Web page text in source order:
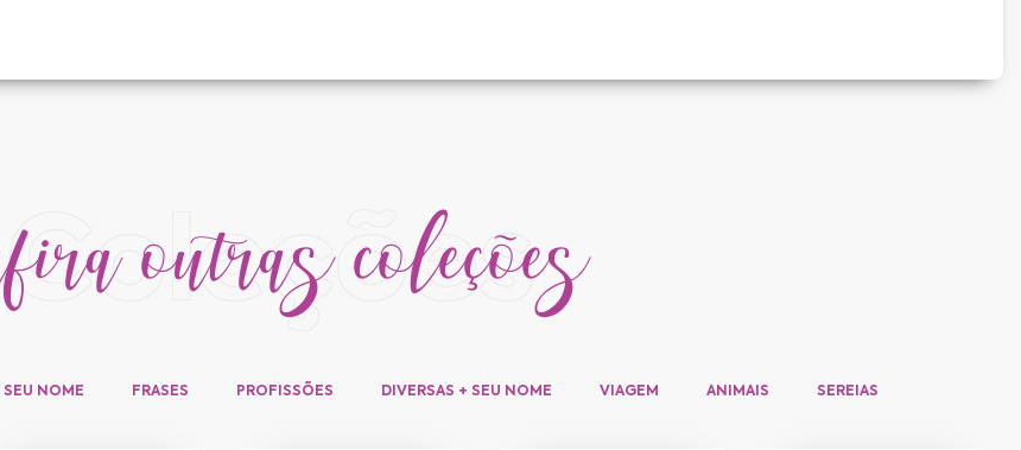
outras coleções
SEU NOME FRASES PROFISSÕES DIVERSAS + SEU NOME VIAGEM ANIMAIS SEREIAS